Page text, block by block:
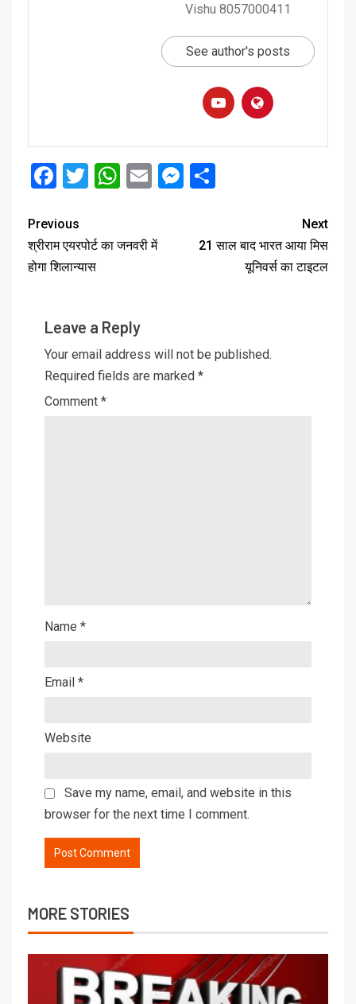
Vishu 8057000411
See author's posts
Facebook
Twitter
WhatsApp
EmailMessenger
Previous
श्रीराम एयरपोर्ट का जनवरी में
होगा शिलान्यास
Next
21 साल बाद भारत आया मिस
यूनिवर्स का टाइटल
Leave a Reply
Your email address will not be published.
Required fields are marked *
Comment *
Name *
Email *
Website
Save my name, email, and website in this
browser for the next time I comment.
MORE STORIES